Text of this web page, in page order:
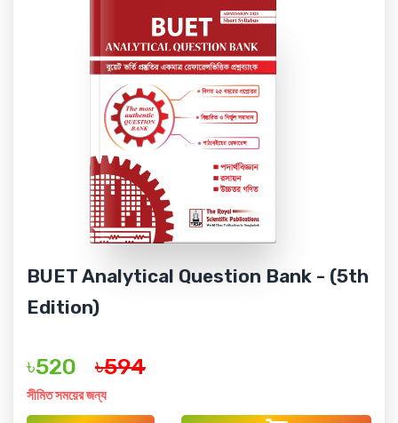
BUET Analytical Question Bank - (5th
Edition)
৳520 ৳594
সীমিত সময়ের জন্য